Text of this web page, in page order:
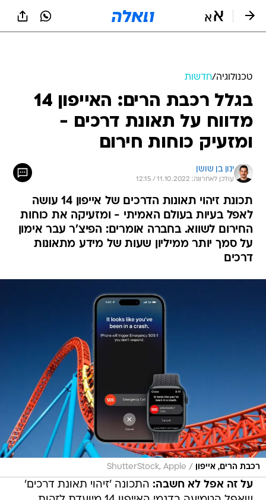
טכנולוגיה/חדשות
בגלל רכבת הרים: האייפון 14
מדווח על תאונת דרכים -
ומזעיק כוחות חירום
ינון בן שושן
עודכן לאחרונה: 11.10.2022 / 12:15
תכונת זיהוי תאונות הדרכים של אייפון 14 עושה
לאפל בעיות בעולם האמיתי - ומזעיקה את כוחות
החירום לשווא. בחברה אומרים: הפיצ'ר עבר אימון
על סמך יותר ממיליון שעות של מידע מתאונות
דרכים
רכבת הרים, אייפון /
ShutterStock, Apple
על זה אפל לא חשבה: התכונה 'זיהוי תאונת דרכים'